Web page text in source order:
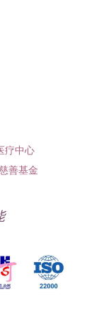
疗中心
善基金